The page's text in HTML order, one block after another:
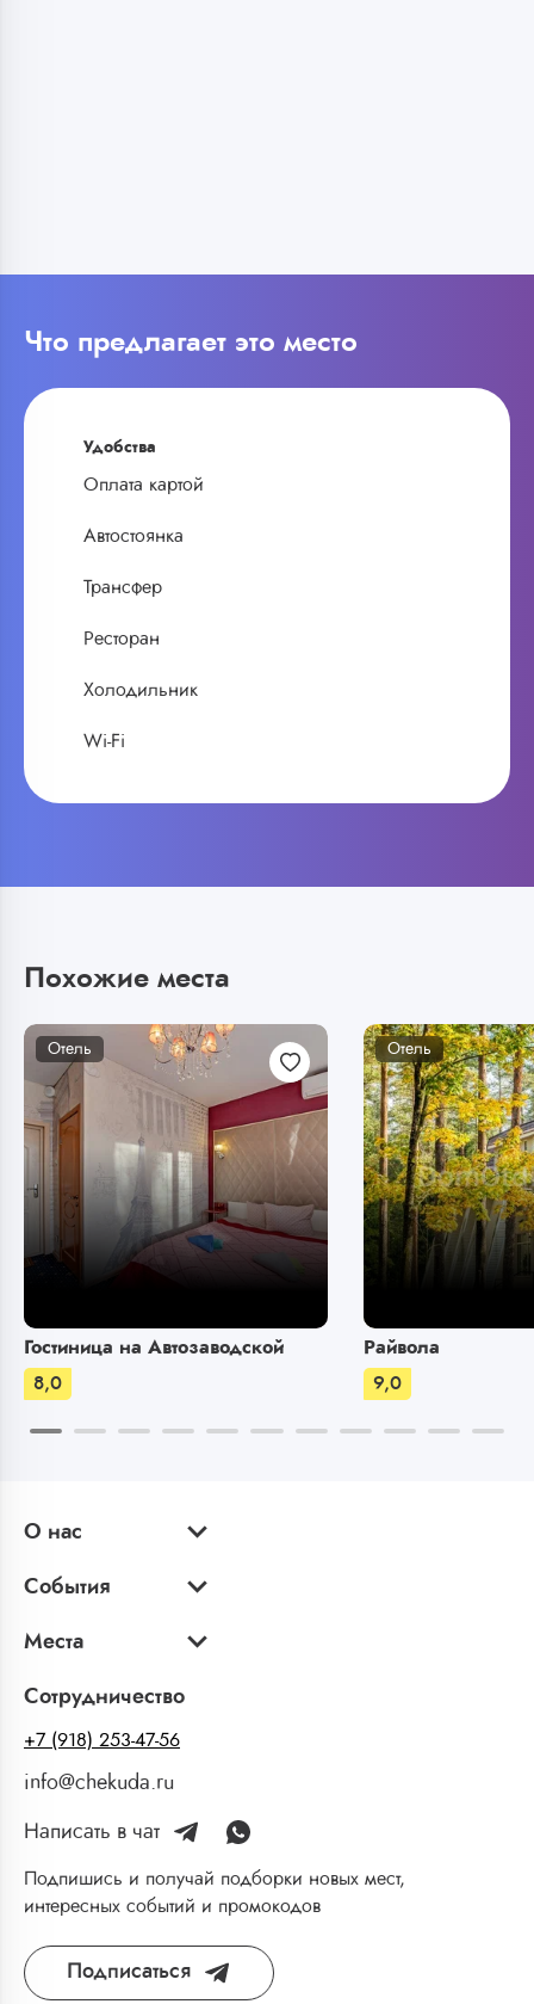
Что предлагает это место
Удобства
Оплата картой
Автостоянка
Трансфер
Ресторан
Холодильник
Wi-Fi
Похожие места
Отель
Гостиница на Автозаводской
8,0
Отель
Райвола
9,0
О нас
События
Места
Сотрудничество
+7 (918) 253-47-56
info@chekuda.ru
Написать в чат
Подпишись и получай подборки новых мест,
интересных событий и промокодов
Подписаться